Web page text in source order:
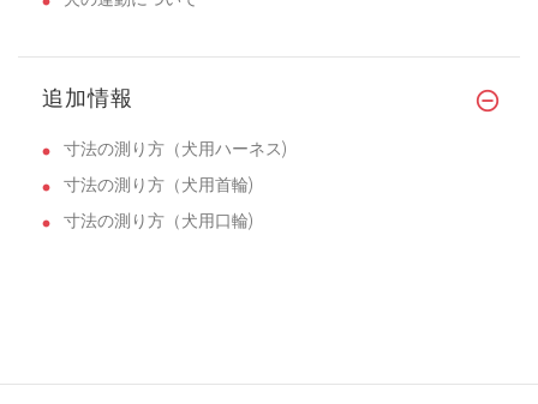
追加情報
寸法の測り方（犬用ハーネス)
寸法の測り方（犬用首輪)
寸法の測り方（犬用口輪)